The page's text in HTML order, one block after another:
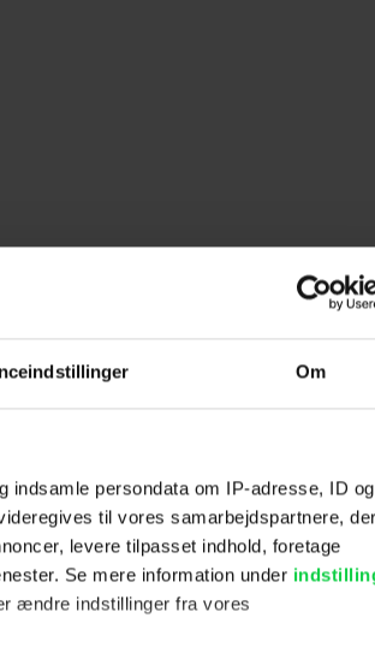
Om
persondata om IP-adresse, ID
til vores samarbejdspartnere, der
levere tilpasset indhold, foretage
Se mere information under
ændre indstillinger fra vores